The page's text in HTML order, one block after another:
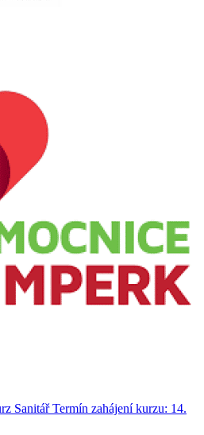
Sanitář Termín zahájení kurzu: 14.